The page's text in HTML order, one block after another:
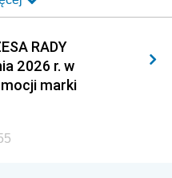
2012
2009
2006
RADY
2026 r. w
marki